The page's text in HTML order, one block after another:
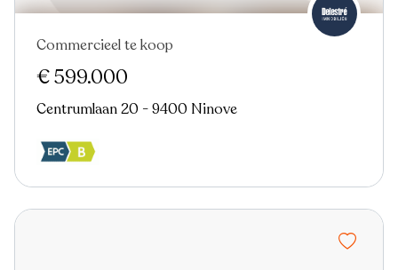
Commercieel te koop
€ 599.000
Centrumlaan 20 - 9400 Ninove